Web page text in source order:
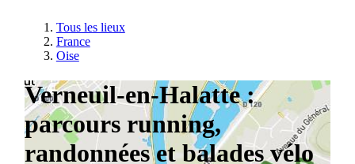
Tous les lieux
France
Oise
Verneuil-en-Halatte :
parcours running,
randonnées et balades vélo